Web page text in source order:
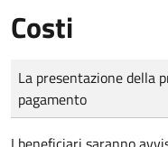
Costi
Tipo di pagamento
Importo
La presentazione della
pagamento